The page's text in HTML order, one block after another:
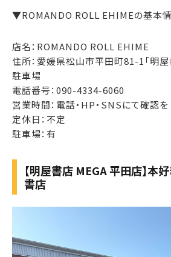
▼ROMANDO ROLL EHIMEの基本
店名：ROMANDO ROLL EHIME
住所：愛媛県松山市平田町81-1「明屋
駐車場
電話番号：090-4334-6060
営業時間：電話・HP・SNSにて確認を
定休日：不定
駐車場：有
【明屋書店 MEGA 平田店】本
書店